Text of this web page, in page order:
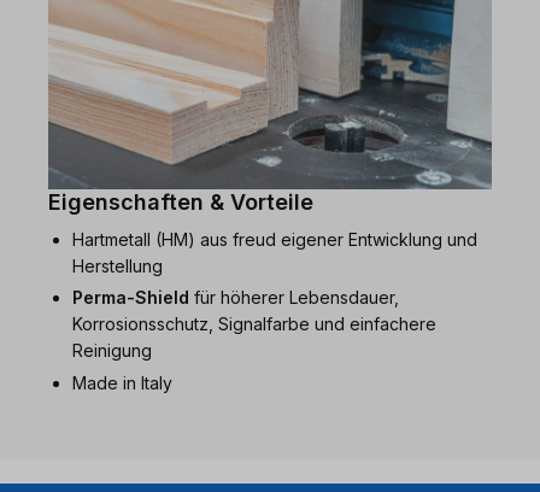
Eigenschaften & Vorteile
Hartmetall (HM) aus freud eigener Entwicklung und
Herstellung
Perma-Shield für höherer Lebensdauer,
Korrosionsschutz, Signalfarbe und einfachere
Reinigung
Made in Italy